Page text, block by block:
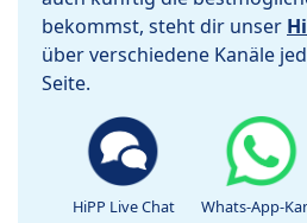
bekommst, steht dir unser
über verschiedene Kanäle
Seite.
HiPP Live Chat Whats-App-